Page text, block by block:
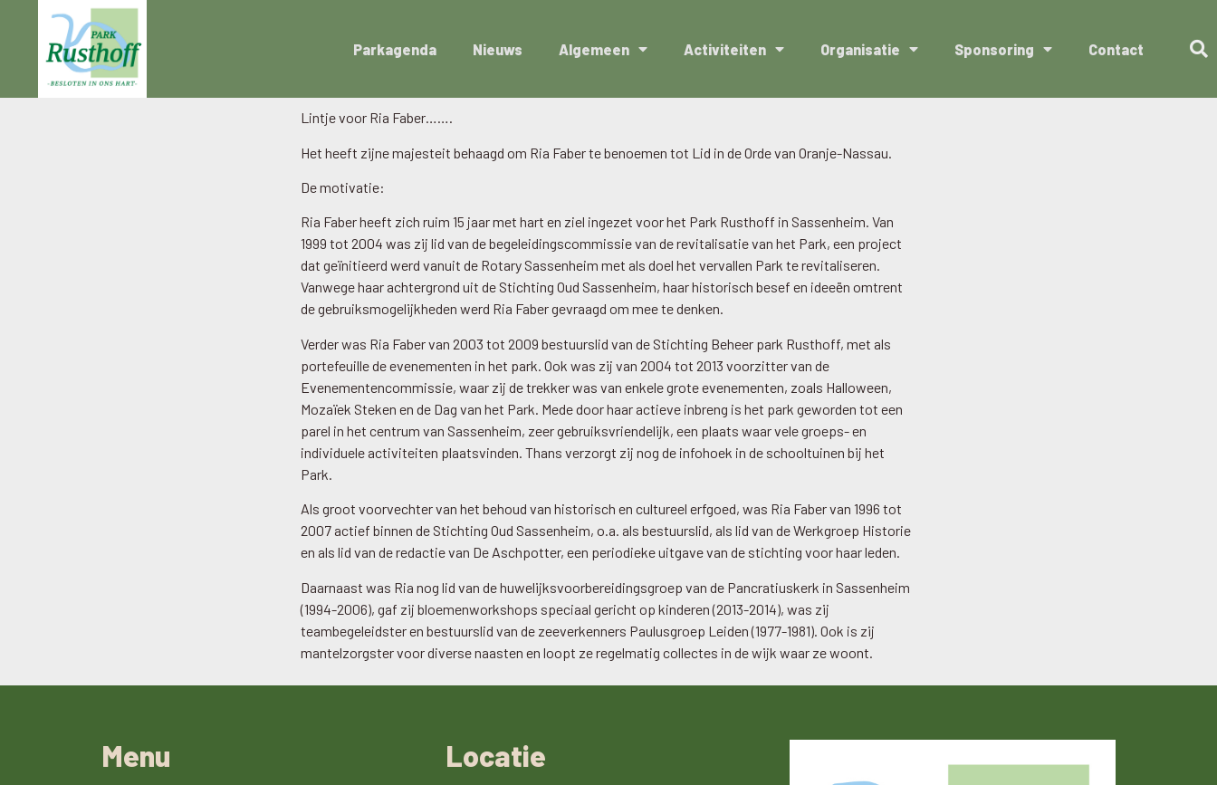
Parkagenda Nieuws Algemeen Activiteiten Organisatie Sponsoring Contact
Lintje voor Ria Faber…….
Het heeft zijne majesteit behaagd om Ria Faber te benoemen tot Lid in de Orde van Oranje-Nassau.
De motivatie:
Ria Faber heeft zich ruim 15 jaar met hart en ziel ingezet voor het Park Rusthoff in Sassenheim. Van
1999 tot 2004 was zij lid van de begeleidingscommissie van de revitalisatie van het Park, een project
dat geïnitieerd werd vanuit de Rotary Sassenheim met als doel het vervallen Park te revitaliseren.
Vanwege haar achtergrond uit de Stichting Oud Sassenheim, haar historisch besef en ideeën omtrent
de gebruiksmogelijkheden werd Ria Faber gevraagd om mee te denken.
Verder was Ria Faber van 2003 tot 2009 bestuurslid van de Stichting Beheer park Rusthoff, met als
portefeuille de evenementen in het park. Ook was zij van 2004 tot 2013 voorzitter van de
Evenementencommissie, waar zij de trekker was van enkele grote evenementen, zoals Halloween,
Mozaïek Steken en de Dag van het Park. Mede door haar actieve inbreng is het park geworden tot een
parel in het centrum van Sassenheim, zeer gebruiksvriendelijk, een plaats waar vele groeps- en
individuele activiteiten plaatsvinden. Thans verzorgt zij nog de infohoek in de schooltuinen bij het
Park.
Als groot voorvechter van het behoud van historisch en cultureel erfgoed, was Ria Faber van 1996 tot
2007 actief binnen de Stichting Oud Sassenheim, o.a. als bestuurslid, als lid van de Werkgroep Historie
en als lid van de redactie van De Aschpotter, een periodieke uitgave van de stichting voor haar leden.
Daarnaast was Ria nog lid van de huwelijksvoorbereidingsgroep van de Pancratiuskerk in Sassenheim
(1994-2006), gaf zij bloemenworkshops speciaal gericht op kinderen (2013-2014), was zij
teambegeleidster en bestuurslid van de zeeverkenners Paulusgroep Leiden (1977-1981). Ook is zij
mantelzorgster voor diverse naasten en loopt ze regelmatig collectes in de wijk waar ze woont.
Menu Locatie